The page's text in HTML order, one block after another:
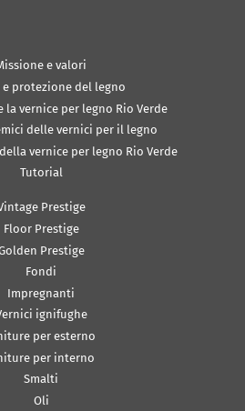
e valori
e protezione del legno
la vernice per legno Rio Verde
delle vernici per il legno
vernice per legno Rio Verde
Tutorial
Prestige
Floor Prestige
Prestige
Fondi
Impregnanti
ignifughe
per esterno
per interno
Smalti
Oli